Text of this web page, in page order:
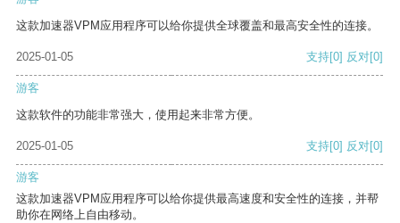
这款加速器VPM应用程序可以给你提供全球覆盖和最高安全性的连接。
2025-01-05 支持[0] 反对[0]
游客
这款软件的功能非常强大，使用起来非常方便。
2025-01-05 支持[0] 反对[0]
游客
这款加速器VPM应用程序可以给你提供最高速度和安全性的连接，并帮
助你在网络上自由移动。